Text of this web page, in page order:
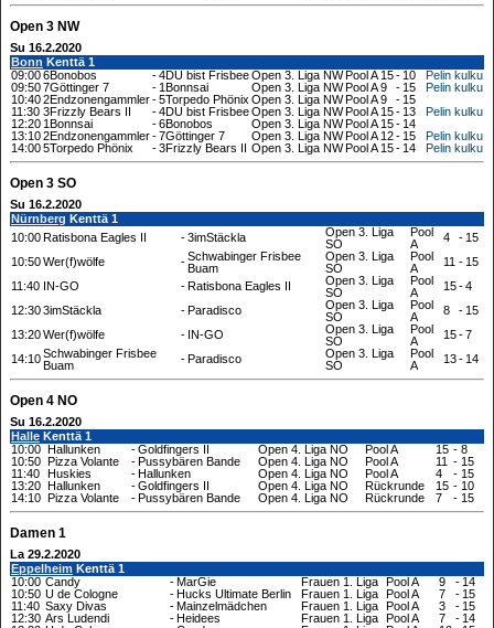
Open 3 NW
Su 16.2.2020
Bonn Kenttä 1
09:006Bonobos -4DU bist FrisbeeOpen 3. Liga NWPool A 15- 10
Pelin kulku
09:507Göttinger 7 - 1Bonnsai Open 3. Liga NWPool A9 - 15
Pelin kulku
10:402Endzonengammler-5Torpedo Phönix Open 3. Liga NWPool A9 - 15
11:30 3Frizzly Bears II -4DU bist FrisbeeOpen 3. Liga NWPool A 15- 13
Pelin kulku
12:20 1Bonnsai -6Bonobos Open 3. Liga NWPool A 15- 14
13:102Endzonengammler-7Göttinger 7 Open 3. Liga NWPool A 12- 15
Pelin kulku
14:005Torpedo Phönix -3Frizzly Bears II Open 3. Liga NWPool A 15- 14 Pelin kulku
Open 3 SO
Su 16.2.2020
Nürnberg Kenttä 1
10:00Ratisbona Eagles II -3imStäckla
Open 3. Liga
SO
Pool
A
4 - 15
10:50Wer(f)wölfe -Schwabinger Frisbee
Buam
Open 3. Liga
SO
Pool
A
11 - 15
11:40 IN-GO -Ratisbona Eagles II
Open 3. Liga
SO
Pool
A
15-4
12:303imStäckla -Paradisco
Open 3. Liga
SO
Pool
A
8 - 15
13:20Wer(f)wölfe - IN-GO
Open 3. Liga
SO
Pool
A
15-7
14:10Schwabinger Frisbee
Buam
-Paradisco
Open 3. Liga
SO
Pool
A
13- 14
Open 4 NO
Su 16.2.2020
Halle Kenttä 1
10:00 Hallunken -Goldfingers II Open 4. Liga NO Pool A 15 - 8
10:50 Pizza Volante -Pussybären Bande Open 4. Liga NO Pool A 11 - 15
11:40 Huskies -Hallunken Open 4. Liga NO Pool A 4 - 15
13:20 Hallunken -Goldfingers II Open 4. Liga NO Rückrunde 15 - 10
14:10 Pizza Volante -Pussybären Bande Open 4. Liga NO Rückrunde 7 - 15
Damen 1
La 29.2.2020
Eppelheim Kenttä 1
10:00 Candy -MarGie Frauen 1. Liga Pool A 9 - 14
10:50 U de Cologne -Hucks Ultimate Berlin Frauen 1. Liga Pool A 7 - 15
11:40 Saxy Divas -Mainzelmädchen Frauen 1. Liga Pool A 3 - 15
12:30 Ars Ludendi -Heidees Frauen 1. Liga Pool A 7 - 14